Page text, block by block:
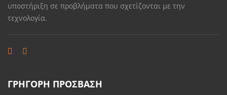
υποστήριξη σε προβλήματα που σχετίζονται με την
τεχνολογία.
ΓΡΗΓΟΡΗ ΠΡΟΣΒΑΣΗ